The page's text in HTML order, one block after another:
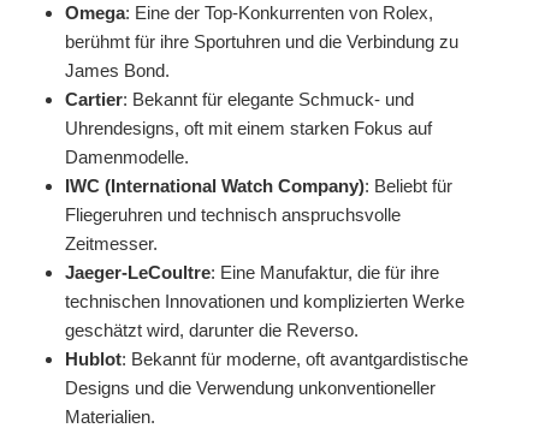
Omega: Eine der Top-Konkurrenten von Rolex,
berühmt für ihre Sportuhren und die Verbindung zu
James Bond.
Cartier: Bekannt für elegante Schmuck- und
Uhrendesigns, oft mit einem starken Fokus auf
Damenmodelle.
IWC (International Watch Company): Beliebt für
Fliegeruhren und technisch anspruchsvolle
Zeitmesser.
Jaeger-LeCoultre: Eine Manufaktur, die für ihre
technischen Innovationen und komplizierten Werke
geschätzt wird, darunter die Reverso.
Hublot: Bekannt für moderne, oft avantgardistische
Designs und die Verwendung unkonventioneller
Materialien.